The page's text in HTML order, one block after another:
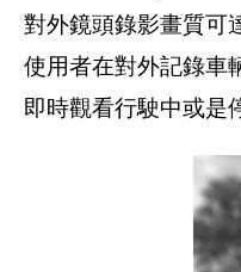
對外鏡頭錄影畫質可
使用者在對外記錄車
即時觀看行駛中或是